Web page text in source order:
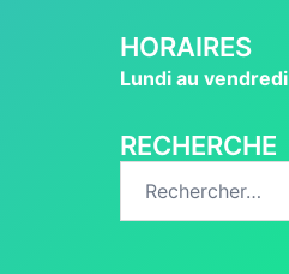
HORAIRES
Lundi au vendredi
RECHERCHE